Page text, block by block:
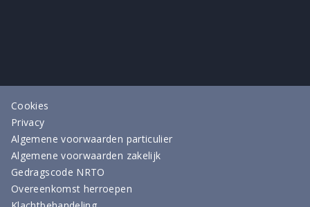
Cookies
Privacy
Algemene voorwaarden particulier
Algemene voorwaarden zakelijk
Gedragscode NRTO
Overeenkomst herroepen